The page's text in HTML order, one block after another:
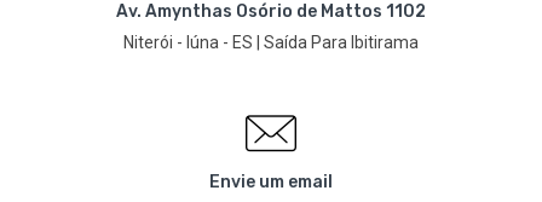
Av. Amynthas Osório de Mattos 1102
Niterói - Iúna - ES | Saída Para Ibitirama
Envie um email